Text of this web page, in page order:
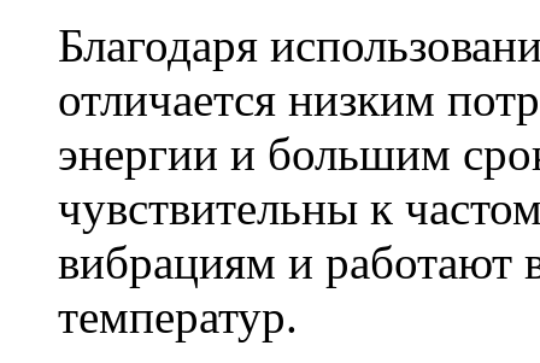
Благодаря
отличается низким
энергии и большим
чувствительны к
вибрациям и работают
температур.